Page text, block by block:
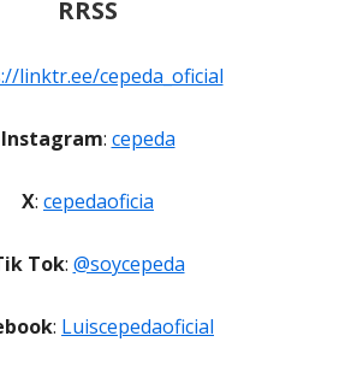
RRSS
linktr.ee/cepeda_oficial
Instagram: cepeda
X: cepedaoficia
Tok: @soycepeda
: Luiscepedaoficial